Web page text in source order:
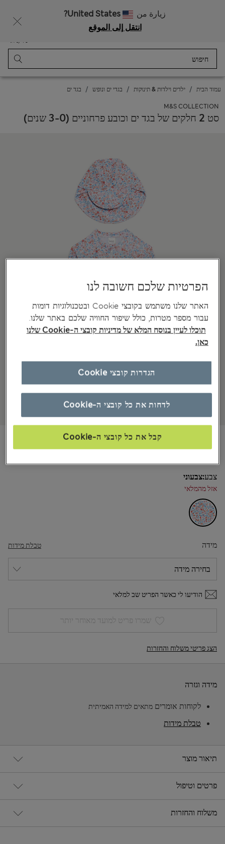
زيارة من
United States?
انتقل إلى الموقع
סל קניות
עמוד הבית ילדים וילדות & תינוקות בגדי ים ונופש בגד ים
M&S COLLECTION
סט 2 חלקים של בגד ים וכובע פרחוניים (0-‏3 שנים)
צבע:צבעוני
אזל מהמלאי
מידה טבלת מידות
הודיעו לי כאשר הפריט שב למלאי
שמרו פריט למועד מאוחר יותר
הצג פריטי משלוח והחזרות
תיאור מוצר
פרטים וטיפול
משלוח והחזרות
מידה וגזרה
לקוחות אומרים מתאים למידה האמיתית
טבלת מידות
הפרטיות שלכם חשובה לנו
האתר שלנו משתמש בקובצי Cookie ובטכנולוגיות דומות
עבור מספר מטרות, כולל שיפור החוויה שלכם באתר שלנו.
תוכלו לעיין בנוסח המלא של מדיניות קובצי ה-Cookie שלנו
כאן.
לדחות את כל קובצי ה-Cookie
קבל את כל קובצי ה-Cookie
הגדרות קובצי Cookie